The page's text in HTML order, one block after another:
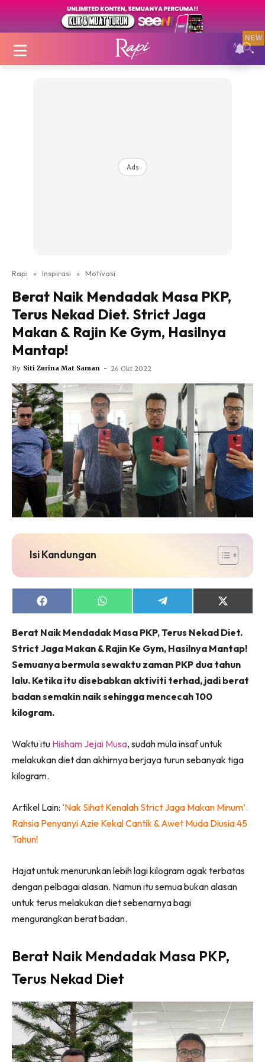
Login|Register
Nutrisi
Video
Fit Rapi
Glow Up Rapi
Hub Ideaktiv
Dengan ini saya bersetuju dengan Terma Penggunaan
dan
Polisi Privasi
Langgan Sekarang
Langganan anda telah diterima. Terima kasih!
Lubuk konten Kesihatan dan penjagaan diri
Download sekarang!
Ads
Rapi » Inspirasi » Motivasi
Berat Naik Mendadak Masa PKP,
Terus Nekad Diet. Strict Jaga
Makan & Rajin Ke Gym, Hasilnya
Mantap!
By Siti Zurina Mat Saman - 26 Okt 2022
Isi Kandungan
Share
on
Share
on
Share
on
Share
on
(Twitter)
Berat Naik Mendadak Masa PKP, Terus Nekad Diet.
Strict Jaga Makan & Rajin Ke Gym, Hasilnya Mantap!
Semuanya bermula sewaktu zaman PKP dua tahun
lalu. Ketika itu disebabkan aktiviti terhad, jadi berat
badan semakin naik sehingga mencecah 100
kilogram.
Waktu itu Hisham Jejai Musa, sudah mula insaf untuk
melakukan diet dan akhirnya berjaya turun sebanyak tiga
kilogram.
Artikel Lain: ‘Nak Sihat Kenalah Strict Jaga Makan Minum’.
Rahsia Penyanyi Azie Kekal Cantik & Awet Muda Diusia 45
Tahun!
Hajat untuk menurunkan lebih lagi kilogram agak terbatas
dengan pelbagai alasan. Namun itu semua bukan alasan
untuk terus melakukan diet sebenarnya bagi
mengurangkan berat badan.
Berat Naik Mendadak Masa PKP,
Terus Nekad Diet
NEW